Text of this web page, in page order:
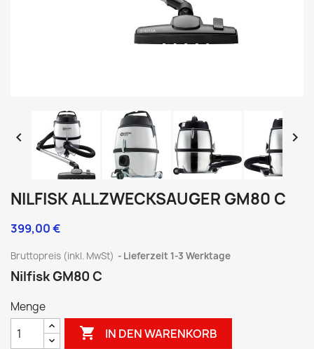
 
NILFISK ALLZWECKSAUGER GM80 C
399,00 €
Bruttopreis (inkl. MwSt) Lieferzeit 1-3 Werktage
Nilfisk GM80 C
Menge
 IN DEN WARENKORB